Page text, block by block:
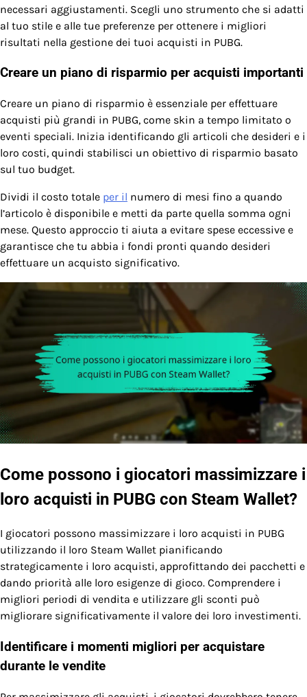
necessari aggiustamenti. Scegli uno strumento che si adatti
al tuo stile e alle tue preferenze per ottenere i migliori
risultati nella gestione dei tuoi acquisti in PUBG.
Creare un piano di risparmio per acquisti importanti
Creare un piano di risparmio è essenziale per effettuare
acquisti più grandi in PUBG, come skin a tempo limitato o
eventi speciali. Inizia identificando gli articoli che desideri e i
loro costi, quindi stabilisci un obiettivo di risparmio basato
sul tuo budget.
Dividi il costo totale per il numero di mesi fino a quando
l’articolo è disponibile e metti da parte quella somma ogni
mese. Questo approccio ti aiuta a evitare spese eccessive e
garantisce che tu abbia i fondi pronti quando desideri
effettuare un acquisto significativo.
Come possono i giocatori massimizzare i
loro acquisti in PUBG con Steam Wallet?
I giocatori possono massimizzare i loro acquisti in PUBG
utilizzando il loro Steam Wallet pianificando
strategicamente i loro acquisti, approfittando dei pacchetti e
dando priorità alle loro esigenze di gioco. Comprendere i
migliori periodi di vendita e utilizzare gli sconti può
migliorare significativamente il valore dei loro investimenti.
Identificare i momenti migliori per acquistare
durante le vendite